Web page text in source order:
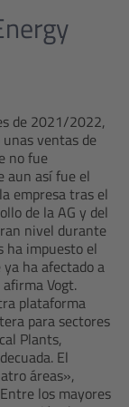
de 2021/2022,
unas ventas de
no fue
aun así fue el
empresa tras el
de la AG y del
nivel durante
ha impuesto el
ha afectado a
Vogt.
plataforma
para sectores
Plants,
El
áreas»,
los mayores